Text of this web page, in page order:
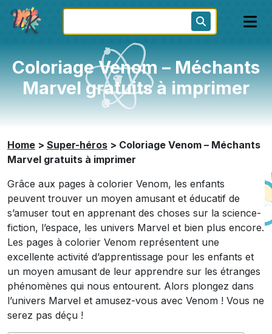
Coloriage Venom – Méchants
Marvel gratuits à imprimer
Home > Super-héros > Coloriage Venom – Méchants
Marvel gratuits à imprimer
Grâce aux pages à colorier Venom, les enfants
peuvent trouver un moyen amusant et éducatif de
s’amuser tout en apprenant des choses sur la science-
fiction, l’espace, les univers Marvel et bien plus encore.
Les pages à colorier Venom représentent une
excellente activité d’apprentissage pour les enfants et
un moyen amusant de leur apprendre sur les étranges
phénomènes qui nous entourent. Alors plongez dans
l’univers Marvel et amusez-vous avec Venom ! Vous ne
serez pas déçu !